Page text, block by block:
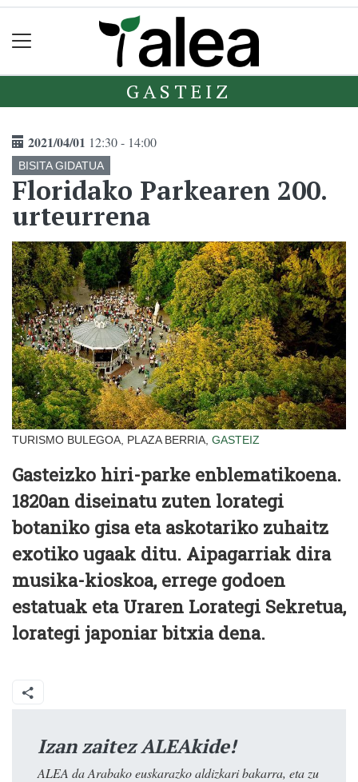
GASTEIZ
2021/04/01 12:30 - 14:00
BISITA GIDATUA
Floridako Parkearen 200.
urteurrena
TURISMO BULEGOA, PLAZA BERRIA, GASTEIZ
Gasteizko hiri-parke enblematikoena.
1820an diseinatu zuten lorategi
botaniko gisa eta askotariko zuhaitz
exotiko ugaak ditu. Aipagarriak dira
musika-kioskoa, errege godoen
estatuak eta Uraren Lorategi Sekretua,
lorategi japoniar bitxia dena.
Izan zaitez ALEAkide!
ALEA da Arabako euskarazko aldizkari bakarra, eta zu